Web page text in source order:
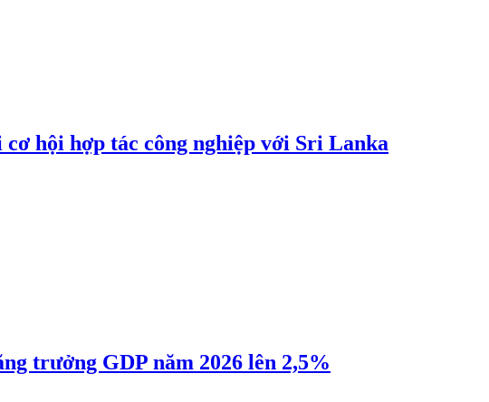
hội hợp tác công nghiệp với Sri Lanka
trưởng GDP năm 2026 lên 2,5%